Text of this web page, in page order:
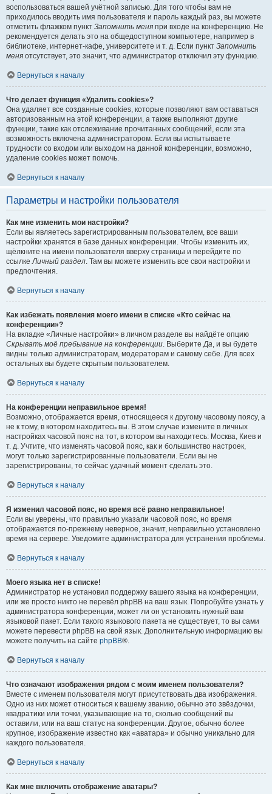
воспользоваться вашей учётной записью. Для того чтобы вам не
приходилось вводить имя пользователя и пароль каждый раз, вы можете
отметить флажком пункт Запомнить меня при входе на конференцию. Не
рекомендуется делать это на общедоступном компьютере, например в
библиотеке, интернет-кафе, университете и т. д. Если пункт Запомнить
меня отсутствует, это значит, что администратор отключил эту функцию.
Вернуться к началу
Что делает функция «Удалить cookies»?
Она удаляет все созданные cookies, которые позволяют вам оставаться
авторизованным на этой конференции, а также выполняют другие
функции, такие как отслеживание прочитанных сообщений, если эта
возможность включена администратором. Если вы испытываете
трудности со входом или выходом на данной конференции, возможно,
удаление cookies может помочь.
Вернуться к началу
Параметры и настройки пользователя
Как мне изменить мои настройки?
Если вы являетесь зарегистрированным пользователем, все ваши
настройки хранятся в базе данных конференции. Чтобы изменить их,
щёлкните на имени пользователя вверху страницы и перейдите по
ссылкеЛичный раздел. Там вы можете изменить все свои настройки и
предпочтения.
Вернуться к началу
Как избежать появления моего имени в списке «Кто сейчас на
конференции»?
На вкладке «Личные настройки» в личном разделе вы найдёте опцию
Скрывать моё пребывание на конференции. ВыберитеДа, и вы будете
видны только администраторам, модераторам и самому себе. Для всех
остальных вы будете скрытым пользователем.
Вернуться к началу
На конференции неправильное время!
Возможно, отображается время, относящееся к другому часовому поясу, а
не к тому, в котором находитесь вы. В этом случае измените в личных
настройках часовой пояс на тот, в котором вы находитесь: Москва, Киев и
т. д. Учтите, что изменять часовой пояс, как и большинство настроек,
могут только зарегистрированные пользователи. Если вы не
зарегистрированы, то сейчас удачный момент сделать это.
Вернуться к началу
Я изменил часовой пояс, но время всё равно неправильное!
Если вы уверены, что правильно указали часовой пояс, но время
отображается по-прежнему неверное, значит, неправильно установлено
время на сервере. Уведомите администратора для устранения проблемы.
Вернуться к началу
Моего языка нет в списке!
Администратор не установил поддержку вашего языка на конференции,
или же просто никто не перевёл phpBB на ваш язык. Попробуйте узнать у
администратора конференции, может ли он установить нужный вам
языковой пакет. Если такого языкового пакета не существует, то вы сами
можете перевести phpBB на свой язык. Дополнительную информацию вы
можете получить на сайте phpBB®.
Вернуться к началу
Что означают изображения рядом с моим именем пользователя?
Вместе с именем пользователя могут присутствовать два изображения.
Одно из них может относиться к вашему званию, обычно это звёздочки,
квадратики или точки, указывающие на то, сколько сообщений вы
оставили, или на ваш статус на конференции. Другое, обычно более
крупное, изображение известно как «аватара» и обычно уникально для
каждого пользователя.
Вернуться к началу
Как мне включить отображение аватары?